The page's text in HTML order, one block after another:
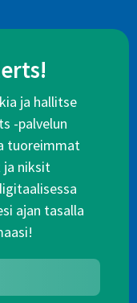
ja hallitse
-palvelun
tuoreimmat
ja niksit
ajan tasalla